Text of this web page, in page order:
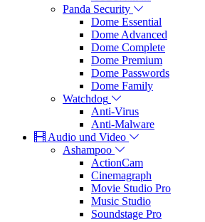
Panda Security
Dome Essential
Dome Advanced
Dome Complete
Dome Premium
Dome Passwords
Dome Family
Watchdog
Anti-Virus
Anti-Malware
Audio und Video
Ashampoo
ActionCam
Cinemagraph
Movie Studio Pro
Music Studio
Soundstage Pro